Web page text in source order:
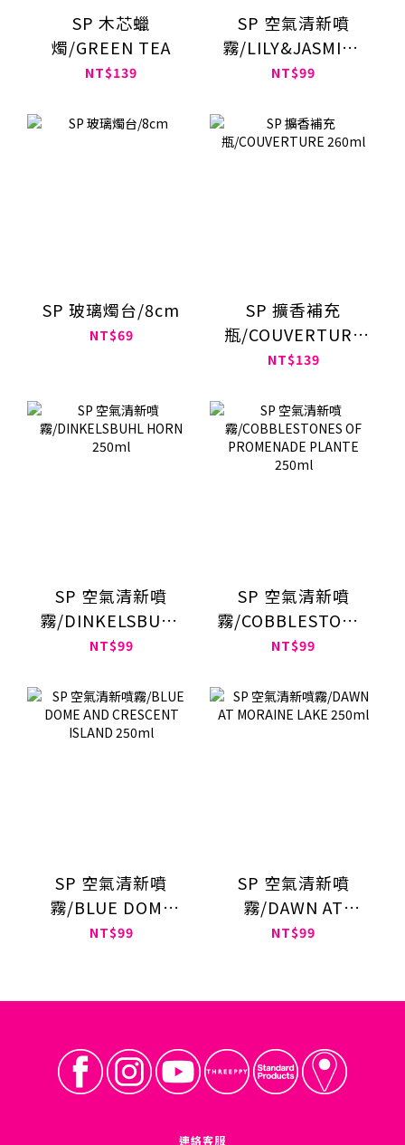
SP 木芯蠟
燭/GREEN TEA
NT$139
SP 空氣清新噴
霧/LILY&JASMINE
250ml
NT$99
SP 玻璃燭台/8cm
NT$69
SP 擴香補充
瓶/COUVERTURE
260ml
NT$139
SP 空氣清新噴
霧/DINKELSBUHL
HORN 250ml
NT$99
SP 空氣清新噴
霧/COBBLESTONES
OF PROMENADE
NT$99
SP 空氣清新噴
霧/BLUE DOME
AND CRESCENT
NT$99
SP 空氣清新噴
霧/DAWN AT
MORAINE LAKE
NT$99
連絡客服